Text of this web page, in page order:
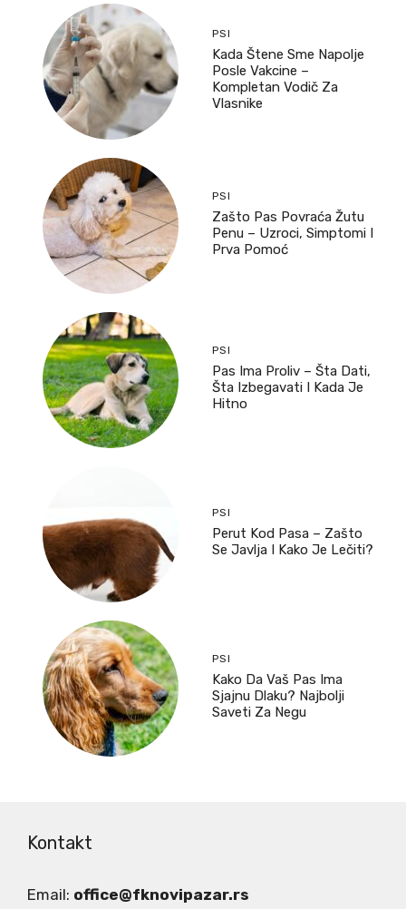
PSI
Kada Štene Sme Napolje
Posle Vakcine –
Kompletan Vodič Za
Vlasnike
PSI
Zašto Pas Povraća Žutu
Penu – Uzroci, Simptomi I
Prva Pomoć
PSI
Pas Ima Proliv – Šta Dati,
Šta Izbegavati I Kada Je
Hitno
PSI
Perut Kod Pasa – Zašto
Se Javlja I Kako Je Lečiti?
PSI
Kako Da Vaš Pas Ima
Sjajnu Dlaku? Najbolji
Saveti Za Negu
Kontakt
Email: office@fknovipazar.rs